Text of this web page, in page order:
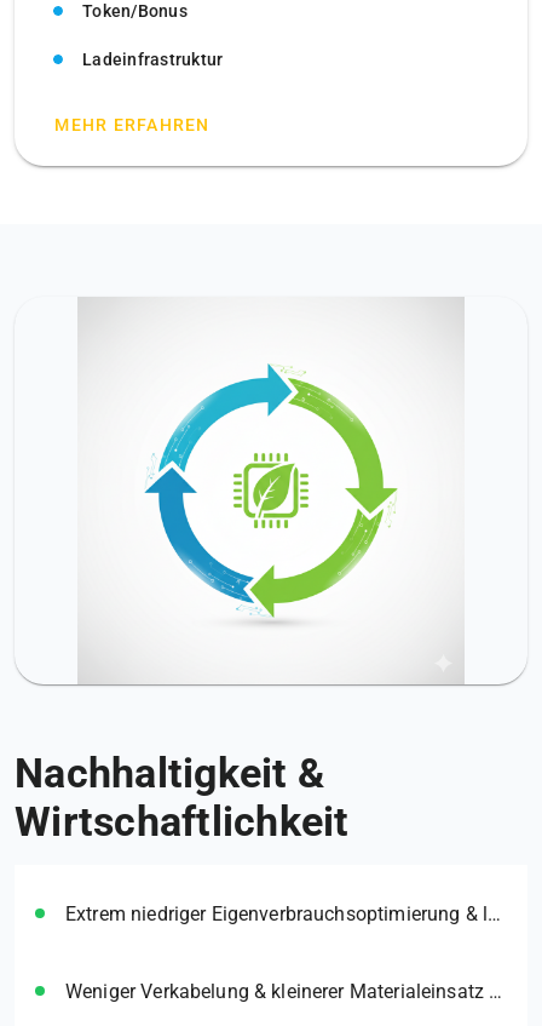
Token/Bonus
Ladeinfrastruktur
MEHR ERFAHREN
Nachhaltigkeit &
Wirtschaftlichkeit
Extrem niedriger Eigenverbrauchsoptimierung & lange Batterielaufzeit → weniger Wartung & Betriebskosten.
Weniger Verkabelung & kleinerer Materialeinsatz → geringerer CO₂‑Fußabdruck über den Lebenszyklus.